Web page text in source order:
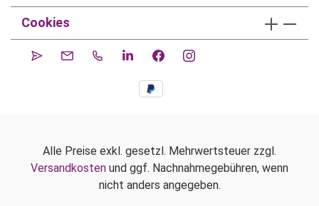
Cookies
Alle Preise exkl. gesetzl. Mehrwertsteuer zzgl.
Versandkosten und ggf. Nachnahmegebühren, wenn
nicht anders angegeben.